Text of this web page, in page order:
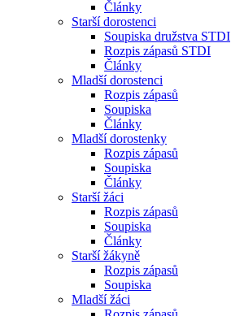
Články
Starší dorostenci
Soupiska družstva STDI
Rozpis zápasů STDI
Články
Mladší dorostenci
Rozpis zápasů
Soupiska
Články
Mladší dorostenky
Rozpis zápasů
Soupiska
Články
Starší žáci
Rozpis zápasů
Soupiska
Články
Starší žákyně
Rozpis zápasů
Soupiska
Mladší žáci